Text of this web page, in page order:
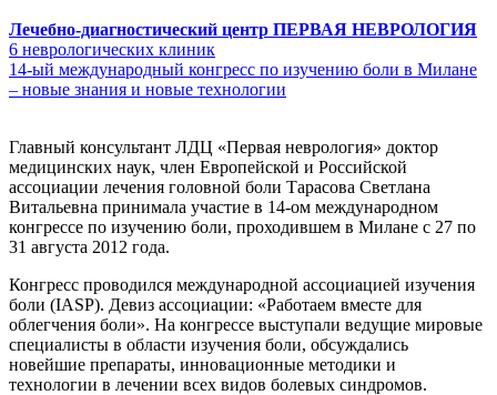
Лечебно-диагностический центр ПЕРВАЯ НЕВРОЛОГИЯ
6 неврологических клиник
14-ый международный конгресс по изучению боли в Милане
– новые знания и новые технологии
Главный консультант ЛДЦ «Первая неврология» доктор
медицинских наук, член Европейской и Российской
ассоциации лечения головной боли Тарасова Светлана
Витальевна принимала участие в 14-ом международном
конгрессе по изучению боли, проходившем в Милане с 27 по
31 августа 2012 года.
Конгресс проводился международной ассоциацией изучения
боли (IASP). Девиз ассоциации: «Работаем вместе для
облегчения боли». На конгрессе выступали ведущие мировые
специалисты в области изучения боли, обсуждались
новейшие препараты, инновационные методики и
технологии в лечении всех видов болевых синдромов.